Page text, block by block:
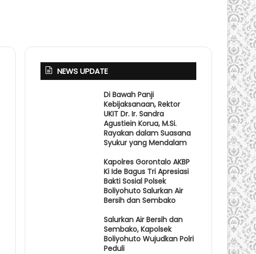
NEWS UPDATE
Di Bawah Panji
Kebijaksanaan, Rektor
UKIT Dr. Ir. Sandra
Agustiein Korua, M.Si.
Rayakan dalam Suasana
Syukur yang Mendalam
Kapolres Gorontalo AKBP
Ki Ide Bagus Tri Apresiasi
Bakti Sosial Polsek
Boliyohuto Salurkan Air
Bersih dan Sembako
Salurkan Air Bersih dan
Sembako, Kapolsek
Boliyohuto Wujudkan Polri
Peduli